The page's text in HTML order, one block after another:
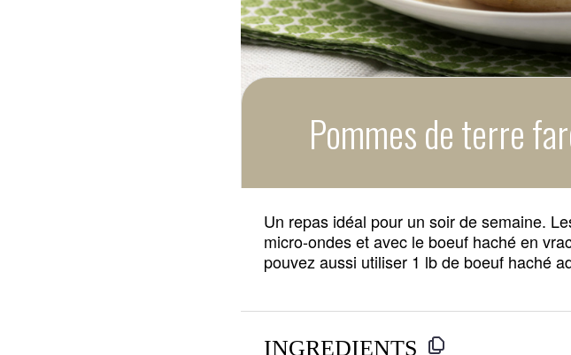
Pommes de terre
Un repas idéal pour un soir de semaine.
micro-ondes et avec le boeuf haché en
pouvez aussi utiliser 1 lb de boeuf haché
INGREDIENTS